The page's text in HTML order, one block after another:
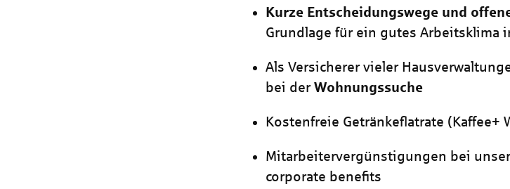
Kurze Entscheidungswege und
Grundlage für ein gutes Arbeitsklima
Als Versicherer vieler
bei derWohnungssuche
Kostenfreie Getränkeflatrate (Kaffee+
Mitarbeitervergünstigungen bei
corporate benefits